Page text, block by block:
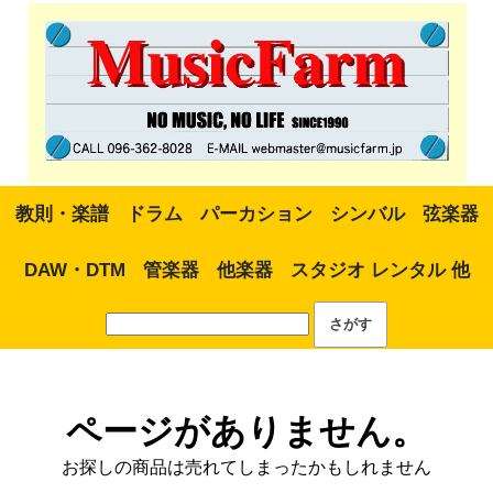
教則・楽譜 ドラム パーカション シンバル 弦楽器
DAW・DTM 管楽器 他楽器 スタジオ レンタル 他
ページがありません。
お探しの商品は売れてしまったかもしれません